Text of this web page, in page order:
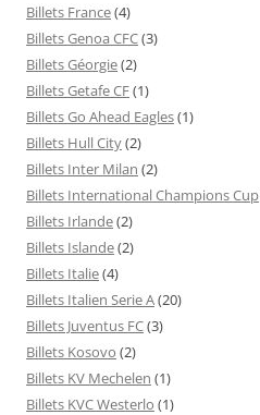
Billets France(4)
Billets Genoa CFC(3)
Billets Géorgie(2)
Billets Getafe CF(1)
Billets Go Ahead Eagles(1)
Billets Hull City(2)
Billets Inter Milan (2)
Billets International Champions Cup
Billets Irlande(2)
Billets Islande(2)
Billets Italie(4)
Billets Italien Serie A(20)
Billets Juventus FC(3)
Billets Kosovo (2)
Billets KV Mechelen (1)
Billets KVC Westerlo (1)